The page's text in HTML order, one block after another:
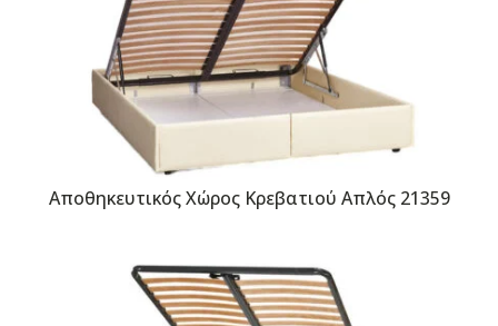
Αποθηκευτικός Χώρος Κρεβατιού Απλός 21359